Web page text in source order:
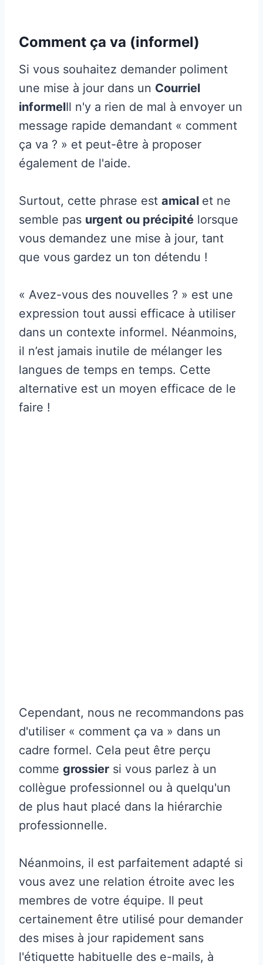
Comment ça va (informel)
Si vous souhaitez demander poliment
une mise à jour dans un Courriel
informelIl n'y a rien de mal à envoyer un
message rapide demandant « comment
ça va ? » et peut-être à proposer
également de l'aide.
Surtout, cette phrase est amical et ne
semble pas urgent ou précipité lorsque
vous demandez une mise à jour, tant
que vous gardez un ton détendu !
« Avez-vous des nouvelles ? » est une
expression tout aussi efficace à utiliser
dans un contexte informel. Néanmoins,
il n’est jamais inutile de mélanger les
langues de temps en temps. Cette
alternative est un moyen efficace de le
faire !
Cependant, nous ne recommandons pas
d'utiliser « comment ça va » dans un
cadre formel. Cela peut être perçu
comme grossier si vous parlez à un
collègue professionnel ou à quelqu'un
de plus haut placé dans la hiérarchie
professionnelle.
Néanmoins, il est parfaitement adapté si
vous avez une relation étroite avec les
membres de votre équipe. Il peut
certainement être utilisé pour demander
des mises à jour rapidement sans
l'étiquette habituelle des e-mails, à